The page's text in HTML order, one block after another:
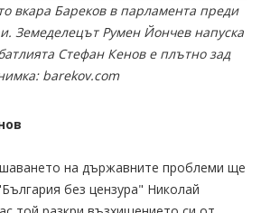
вкара Бареков в парламента преди
Земеделецът Румен Йончев напуска
Стефан Кенов е плътно зад
barekov.com
на държавните проблеми ще
без цензура" Николай